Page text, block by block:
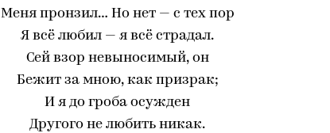
Меня пронзил… Но нет — с тех пор
Я всё любил — я всё страдал.
Сей взор невыносимый, он
Бежит за мною, как призрак;
И я до гроба осужден
Другого не любить никак.